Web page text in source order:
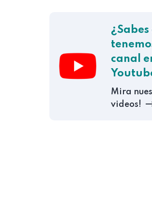
¿Sabes
canal
Mira
videos!